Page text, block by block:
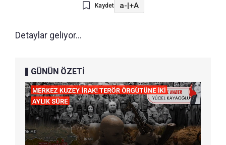
Kaydet a-|+A
Detaylar geliyor...
GÜNÜN ÖZETİ